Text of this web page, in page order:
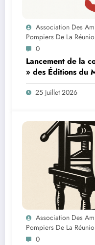
Association Des
Pompiers De La
0
Lancement de la
» des Éditions du
Pompiers de La
Indien
25 Juillet 2026
Association Des
Pompiers De La
0